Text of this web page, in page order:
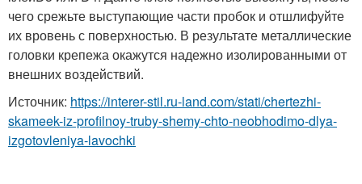
чего срежьте выступающие части пробок и отшлифуйте
их вровень с поверхностью. В результате металлические
головки крепежа окажутся надежно изолированными от
внешних воздействий.
Источник: https://interer-stil.ru-land.com/stati/chertezhi-
skameek-iz-profilnoy-truby-shemy-chto-neobhodimo-dlya-
izgotovleniya-lavochki